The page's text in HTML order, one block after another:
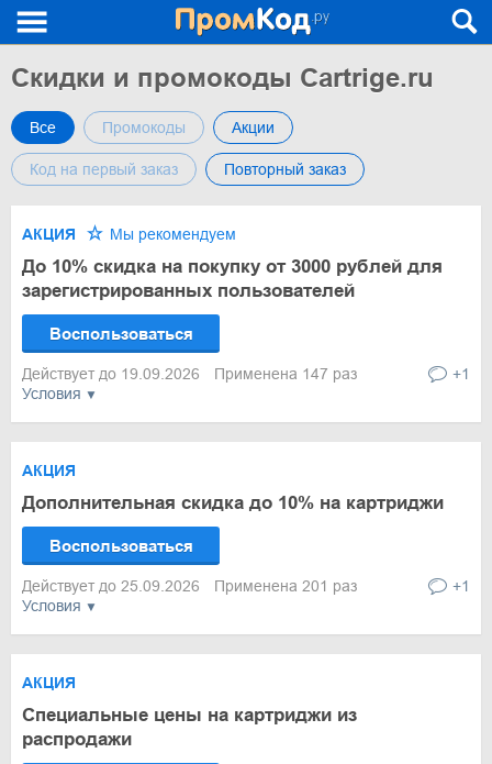
Скидки и промокоды Cartrige.ru
Все Промокоды Акции
Код на первый заказ Повторный заказ
Условия
АКЦИЯ Мы рекомендуем
До 10% скидка на покупку от 3000 рублей для
зарегистрированных пользователей
Воспользоваться
Действует до 19.09.2026 Применена 147 раз +1
Условия
АКЦИЯ
Дополнительная скидка до 10% на картриджи
Воспользоваться
Действует до 25.09.2026 Применена 201 раз +1
АКЦИЯ
Специальные цены на картриджи из
распродажи